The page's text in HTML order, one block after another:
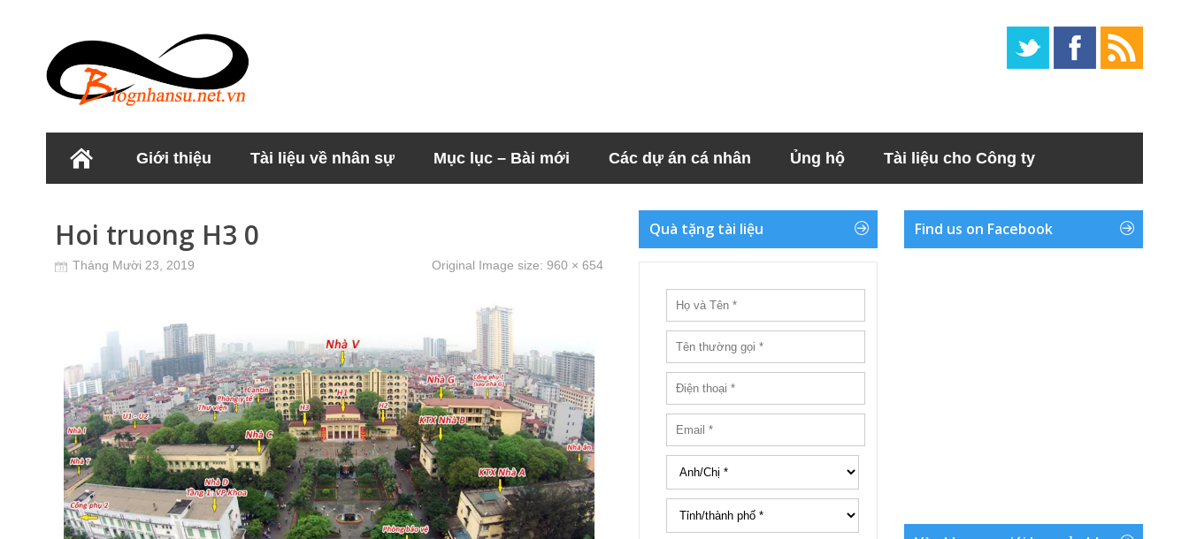
Giới thiệu Tài liệu về nhân sự Mục lục – Bài mới Các dự án cá nhân Ủng hộ Tài liệu cho Công ty
Hoi truong H3 0
Tháng Mười 23, 2019 Original Image size: 960 × 654
Quà tặng tài liệu Find us on Facebook